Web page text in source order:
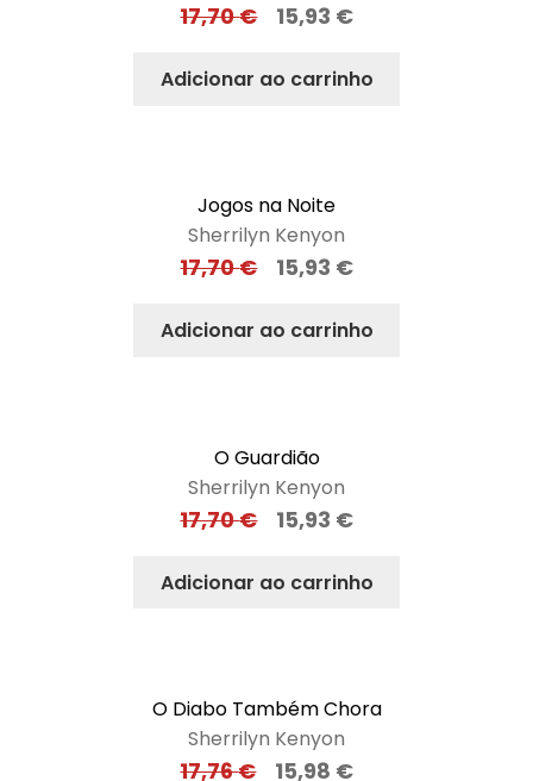
17,70€ 15,93 €
Adicionar ao carrinho
Jogos na Noite
Sherrilyn Kenyon
17,70€ 15,93 €
Adicionar ao carrinho
O Guardião
Sherrilyn Kenyon
17,70€ 15,93 €
Adicionar ao carrinho
O Diabo Também Chora
Sherrilyn Kenyon
17,76€ 15,98 €